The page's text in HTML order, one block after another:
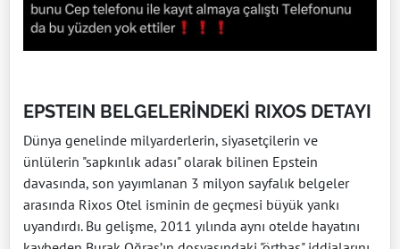
EPSTEIN BELGELERİNDEKİ RIXOS DETAYI
Dünya genelinde milyarderlerin, siyasetçilerin ve
ünlülerin "sapkınlık adası" olarak bilinen Epstein
davasında, son yayımlanan 3 milyon sayfalık belgeler
arasında Rixos Otel isminin de geçmesi büyük yankı
uyandırdı. Bu gelişme, 2011 yılında aynı otelde hayatını